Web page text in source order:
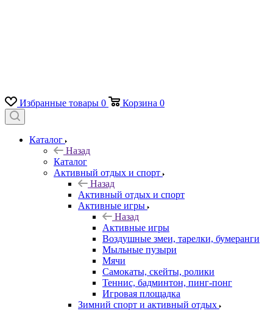
Избранные товары 0 Корзина 0
Каталог
Назад
Каталог
Активный отдых и спорт
Назад
Активный отдых и спорт
Активные игры
Назад
Активные игры
Воздушные змеи, тарелки, бумеранги
Мыльные пузыри
Мячи
Самокаты, скейты, ролики
Теннис, бадминтон, пинг-понг
Игровая площадка
Зимний спорт и активный отдых